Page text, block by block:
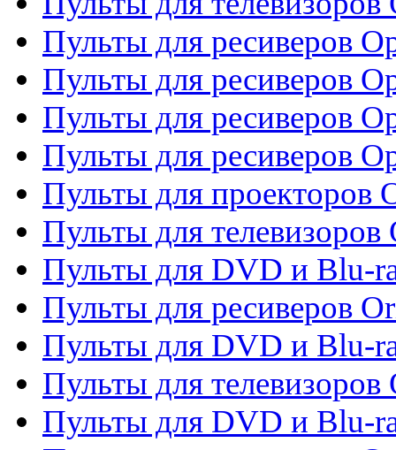
Пульты для ресиверов
Пульты для ресиверов
Пульты для ресиверов
Пульты для ресиверов
Пульты для проекторов
Пульты для телевизоров
Пульты для DVD и Blu-
Пульты для ресиверов
Пульты для DVD и Blu-
Пульты для телевизоров
Пульты для DVD и Blu-